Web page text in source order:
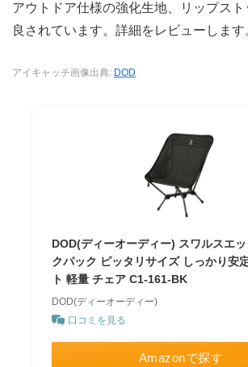
アウトドア仕様の強化生地、リップス
良されています。詳細をレビューします
アイキャッチ画像出典: DOD
DOD(ディーオーディー) スワルスエ
クパック ピッタリサイズ しっかり安
ト 軽量 チェア C1-161-BK
DOD(ディーオーディー)
口コミを見る
Amazonで探す